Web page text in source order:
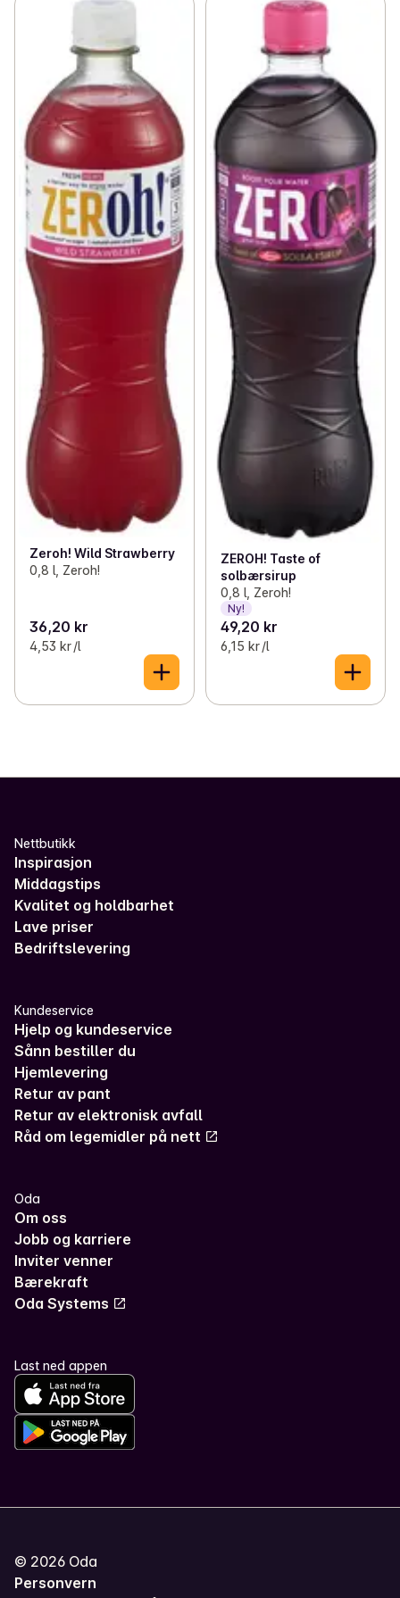
Zeroh! Wild Strawberry
0,8 l, Zeroh!
36,20 kr
4,53 kr /l
ZEROH! Taste of
solbærsirup
0,8 l, Zeroh!
Ny!
49,20 kr
6,15 kr /l
Nettbutikk
Inspirasjon
Middagstips
Kvalitet og holdbarhet
Lave priser
Bedriftslevering
Kundeservice
Hjelp og kundeservice
Sånn bestiller du
Hjemlevering
Retur av pant
Retur av elektronisk avfall
Råd om legemidler på nett
Oda
Om oss
Jobb og karriere
Inviter venner
Bærekraft
Oda Systems
Last ned appen
© 2026 Oda
Personvern